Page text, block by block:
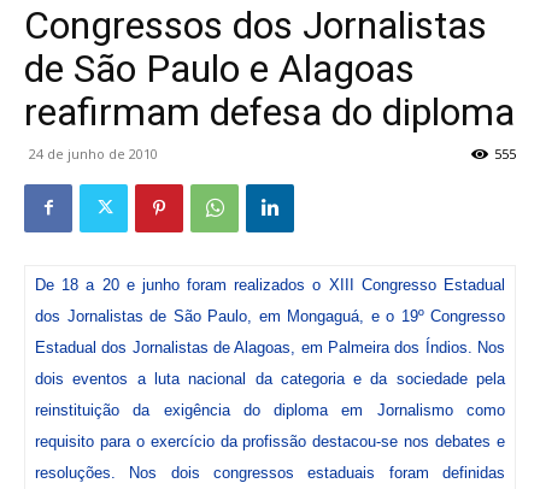
Congressos dos Jornalistas
de São Paulo e Alagoas
reafirmam defesa do diploma
24 de junho de 2010 555
De 18 a 20 e junho foram realizados o XIII Congresso Estadual
dos Jornalistas de São Paulo, em Mongaguá, e o 19º Congresso
Estadual dos Jornalistas de Alagoas, em Palmeira dos Índios. Nos
dois eventos a luta nacional da categoria e da sociedade pela
reinstituição da exigência do diploma em Jornalismo como
requisito para o exercício da profissão destacou-se nos debates e
resoluções. Nos dois congressos estaduais foram definidas